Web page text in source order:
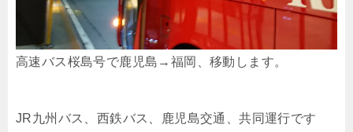
高速バス桜島号で鹿児島→福岡、移動します。
JR九州バス、西鉄バス、鹿児島交通、共同運行です